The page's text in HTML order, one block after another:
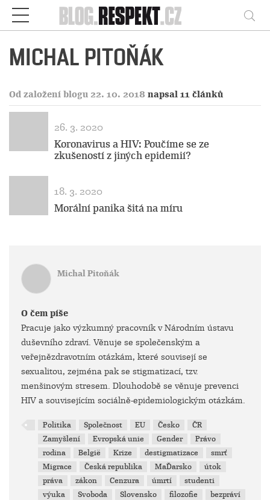
Respekt
MICHAL PITOŇÁK
Od založení blogu 22. 10. 2018 napsal 11 článků
26. 3. 2020
Koronavirus a HIV: Poučíme se ze
zkušeností z jiných epidemií?
18. 3. 2020
Morální panika šitá na míru
Michal Pitoňák
O čem píše
Pracuje jako výzkumný pracovník v Národním ústavu
duševního zdraví. Věnuje se společenským a
veřejnězdravotním otázkám, které souvisejí se
sexualitou, zejména pak se stigmatizací, tzv.
menšinovým stresem. Dlouhodobě se věnuje prevenci
HIV a souvisejícím sociálně-epidemiologickým otázkám.
Politika Společnost EU Česko
ČR
Zamyšlení
Evropská unie Gender
Právo
rodina
België Krize destigmatizace
smrť
Migrace
Česká republika MaĎarsko
útok
práva
zákon Cenzura úmrtí
studenti
výuka
Svoboda Slovensko filozofie
bezpráví